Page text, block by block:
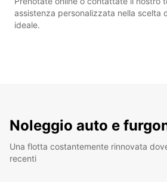
assistenza personalizzata nella scelta
ideale.
Noleggio auto e
Una flotta costantemente rinnovata
recenti